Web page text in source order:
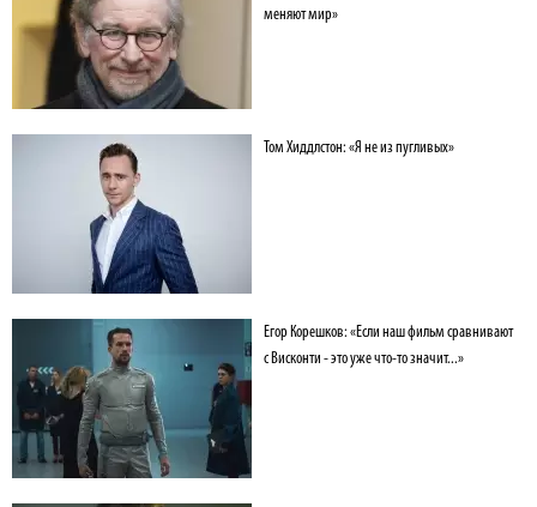
меняют мир»
Том Хиддлстон: «Я не из пугливых»
Егор Корешков: «Если наш фильм сравнивают
с Висконти - это уже что-то значит...»